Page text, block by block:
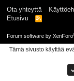
Ota yhteyttä
Etusivu
R
Forum software by XenForo
Tämä sivusto käyttää